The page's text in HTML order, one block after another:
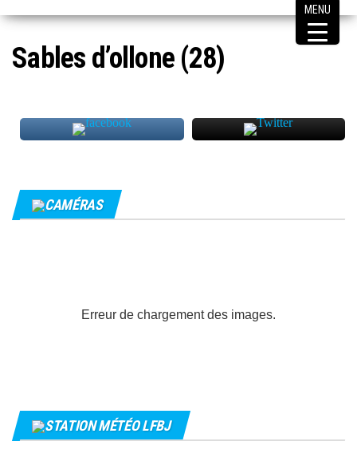
Sables d’ollone (28)
CAMÉRAS
Erreur de chargement des images.
STATION MÉTÉO LFBJ
MENU